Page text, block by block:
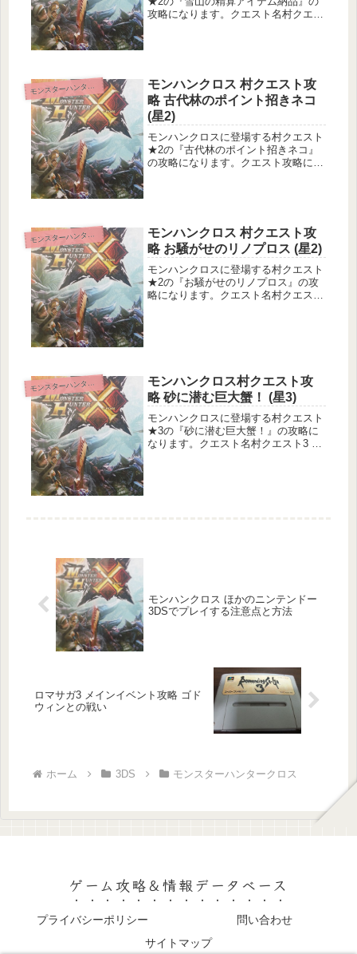
攻略になります。クエスト名村クエス
モ ンスターハンタークロス
モンハンクロス 村クエスト攻
略 古代林のポイント招きネコ
(星2)
モンハンクロスに登場する村クエスト
★2の『古代林のポイント招きネコ』
の攻略になります。クエスト攻略に役
5...
モ ンスターハンタークロス
モンハンクロス 村クエスト攻
略 お騒がせのリノプロス (星2)
モンハンクロスに登場する村クエスト
★2の『お騒がせのリノプロス』の攻
略になります。クエスト名村クエスト
モ ンスターハンタークロス
モンハンクロス村クエスト攻
略 砂に潜む巨大蟹！ (星3)
モンハンクロスに登場する村クエスト
★3の『砂に潜む巨大蟹！』の攻略に
なります。クエスト名村クエスト3 砂
モンハンクロス ほかのニンテンドー
3DSでプレイする注意点と方法
ロマサガ3 メインイベント攻略 ゴド
ウィンとの戦い
ホーム 3DS モンスターハンタークロス
ゲーム攻略＆情報データベース
プライバシーポリシー
問い合わせ
サイトマップ